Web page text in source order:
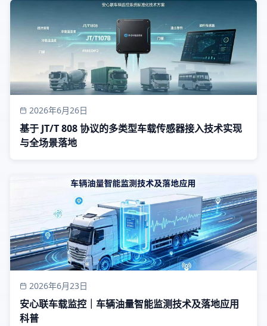
2026年6月26日
基于 JT/T 808 协议的多类型车载传感器接入技术实现
与全场景落地
2026年6月23日
安心联车载监控｜车辆油量智能监测技术及落地应用
科普